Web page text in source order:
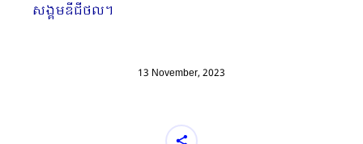
សង្គមឌីជីថល។
13 November, 2023